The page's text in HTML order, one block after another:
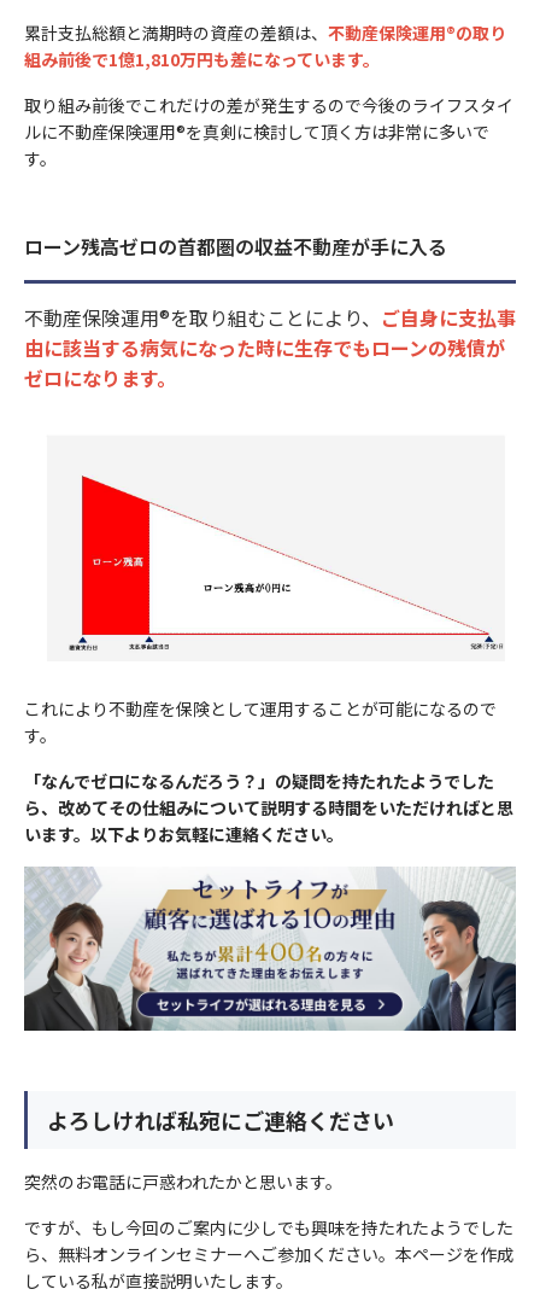
累計支払総額と満期時の資産の差額は、 不動産保険運用®の取り
組み前後で1億1,810万円も差になっています。
取り組み前後でこれだけの差が発生するので今後のライフスタイ
ルに不動産保険運用®を真剣に検討して頂く方は非常に多いで
す。
ローン残高ゼロの首都圏の収益不動産が手に入る
不動産保険運用®を取り組むことにより、 ご自身に支払事
由に該当する病気になった時に生存でもローンの残債が
ゼロになります。
これにより不動産を保険として運用することが可能になるので
す。
「なんでゼロになるんだろう？」の疑問を持たれたようでした
ら、改めてその仕組みについて説明する時間をいただければと思
います。以下よりお気軽に連絡ください。
よろしければ私宛にご連絡ください
突然のお電話に戸惑われたかと思います。
ですが、もし今回のご案内に少しでも興味を持たれたようでした
ら、無料オンラインセミナーへご参加ください。本ページを作成
している私が直接説明いたします。